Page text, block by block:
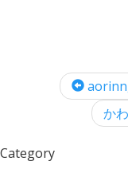
か
Category